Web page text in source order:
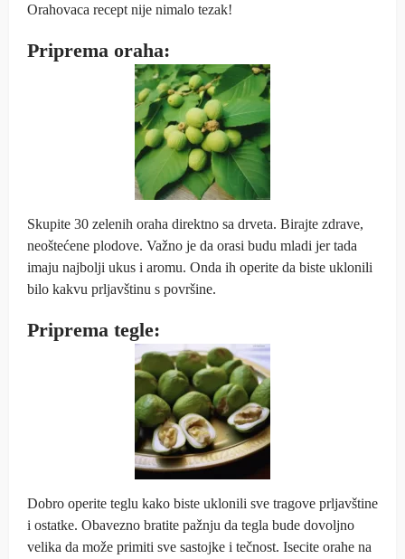
Orahovaca recept nije nimalo tezak!
Priprema oraha:
Skupite 30 zelenih oraha direktno sa drveta. Birajte zdrave,
neoštećene plodove. Važno je da orasi budu mladi jer tada
imaju najbolji ukus i aromu. Onda ih operite da biste uklonili
bilo kakvu prljavštinu s površine.
Priprema tegle:
Dobro operite teglu kako biste uklonili sve tragove prljavštine
i ostatke. Obavezno bratite pažnju da tegla bude dovoljno
velika da može primiti sve sastojke i tečnost. Isecite orahe na